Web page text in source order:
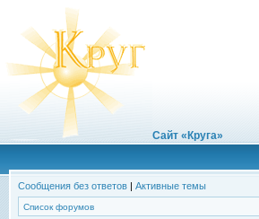
Сайт «Круга»
Сообщения без ответов | Активные темы
Список форумов